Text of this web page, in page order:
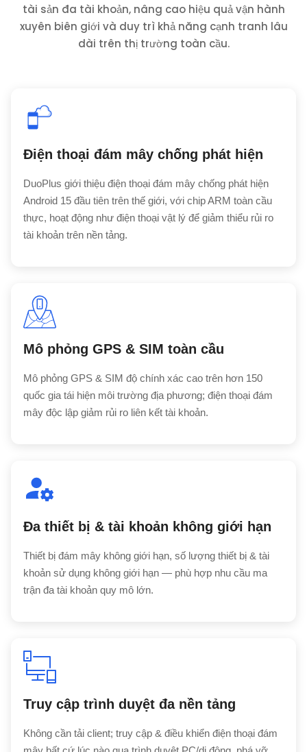
tài sản đa tài khoản, nâng cao hiệu quả vận hành
xuyên biên giới và duy trì khả năng cạnh tranh lâu
dài trên thị trường toàn cầu.
Điện thoại đám mây chống phát hiện
DuoPlus giới thiệu điện thoại đám mây chống phát hiện
Android 15 đầu tiên trên thế giới, với chip ARM toàn cầu
thực, hoạt động như điện thoại vật lý để giảm thiểu rủi ro
tài khoản trên nền tảng.
Mô phỏng GPS & SIM toàn cầu
Mô phỏng GPS & SIM độ chính xác cao trên hơn 150
quốc gia tái hiện môi trường địa phương; điện thoại đám
mây độc lập giảm rủi ro liên kết tài khoản.
Đa thiết bị & tài khoản không giới hạn
Thiết bị đám mây không giới hạn, số lượng thiết bị & tài
khoản sử dụng không giới hạn — phù hợp nhu cầu ma
trận đa tài khoản quy mô lớn.
Truy cập trình duyệt đa nền tảng
Không cần tải client; truy cập & điều khiển điện thoại đám